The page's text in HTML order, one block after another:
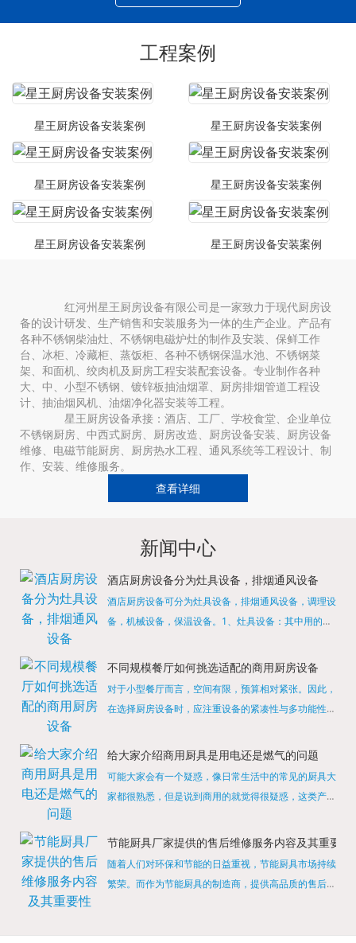
工程案例
星王厨房设备安装案例 星王厨房设备安装案例
星王厨房设备安装案例 星王厨房设备安装案例
星王厨房设备安装案例 星王厨房设备安装案例
红河州星王厨房设备有限公司是一家致力于现代厨房设
备的设计研发、生产销售和安装服务为一体的生产企业。产品有
各种不锈钢柴油灶、不锈钢电磁炉灶的制作及安装、保鲜工作
台、冰柜、冷藏柜、蒸饭柜、各种不锈钢保温水池、不锈钢菜
架、和面机、绞肉机及厨房工程安装配套设备。专业制作各种
大、中、小型不锈钢、镀锌板抽油烟罩、厨房排烟管道工程设
计、抽油烟风机、油烟净化器安装等工程。
星王厨房设备承接：酒店、工厂、学校食堂、企业单位
不锈钢厨房、中西式厨房、厨房改造、厨房设备安装、厨房设备
维修、电磁节能厨房、厨房热水工程、通风系统等工程设计、制
作、安装、维修服务。
查看详细
新闻中心
酒店厨房设备分为灶具设备，排烟通风设备
酒店厨房设备可分为灶具设备，排烟通风设备，调理设
备，机械设备，保温设备。1、灶具设备：其中用的较
缺少的，经过相关检测证明的合格设备才能进行使用，
不同规模餐厅如何挑选适配的商用厨房设备
对于小型餐厅而言，空间有限，预算相对紧张。因此，
在选择厨房设备时，应注重设备的紧凑性与多功能性。
烹饪设备，既能节省空间，又能满足多样化的烹饪需
给大家介绍商用厨具是用电还是燃气的问题
可能大家会有一个疑惑，像日常生活中的常见的厨具大
家都很熟悉，但是说到商用的就觉得很疑惑，这类产品
店用的就是商用的吗?还真别说，真被大家猜对了，这
节能厨具厂家提供的售后维修服务内容及其重要性
随着人们对环保和节能的日益重视，节能厨具市场持续
繁荣。而作为节能厨具的制造商，提供高品质的售后维